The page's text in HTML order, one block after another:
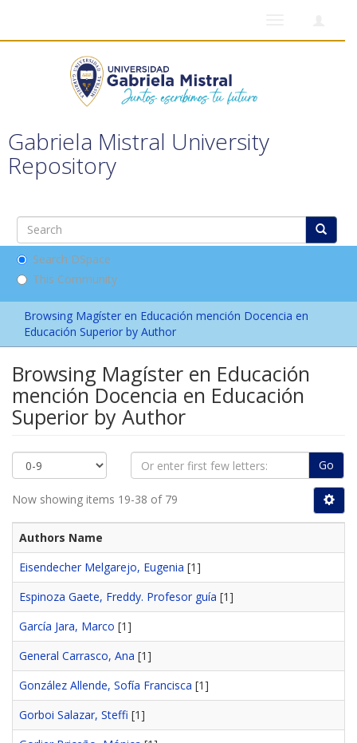
Gabriela Mistral University
Repository
Search DSpace
This Community
Browsing Magíster en Educación mención Docencia en
Educación Superior by Author
Browsing Magíster en Educación
mención Docencia en Educación
Superior by Author
Go
Now showing items 19-38 of 79
Authors Name
Eisendecher Melgarejo, Eugenia [1]
Espinoza Gaete, Freddy. Profesor guía [1]
García Jara, Marco [1]
General Carrasco, Ana [1]
González Allende, Sofía Francisca [1]
Gorboi Salazar, Steffi [1]